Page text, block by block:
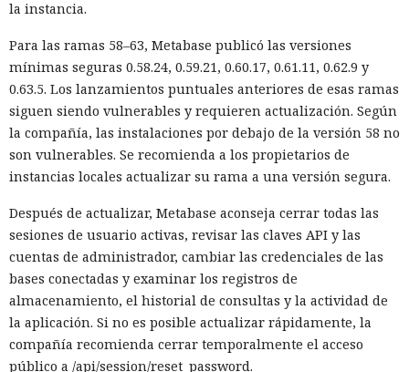
la instancia.
Para las ramas 58–63, Metabase publicó las versiones
mínimas seguras 0.58.24, 0.59.21, 0.60.17, 0.61.11, 0.62.9 y
0.63.5. Los lanzamientos puntuales anteriores de esas ramas
siguen siendo vulnerables y requieren actualización. Según
la compañía, las instalaciones por debajo de la versión 58 no
son vulnerables. Se recomienda a los propietarios de
instancias locales actualizar su rama a una versión segura.
Después de actualizar, Metabase aconseja cerrar todas las
sesiones de usuario activas, revisar las claves API y las
cuentas de administrador, cambiar las credenciales de las
bases conectadas y examinar los registros de
almacenamiento, el historial de consultas y la actividad de
la aplicación. Si no es posible actualizar rápidamente, la
compañía recomienda cerrar temporalmente el acceso
público a /api/session/reset_password.